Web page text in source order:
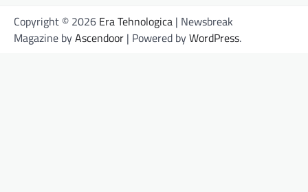
Copyright © 2026 Era Tehnologica | Newsbreak
Magazine byAscendoor | Powered byWordPress.